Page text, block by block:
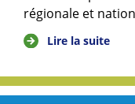
régionale et
Lire la suite